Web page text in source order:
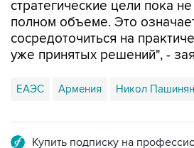
стратегические цели пока
полном объеме. Это
сосредоточиться на
уже принятых решений", -
ЕАЭС Армения Никол Пашинян
Купить подписку на